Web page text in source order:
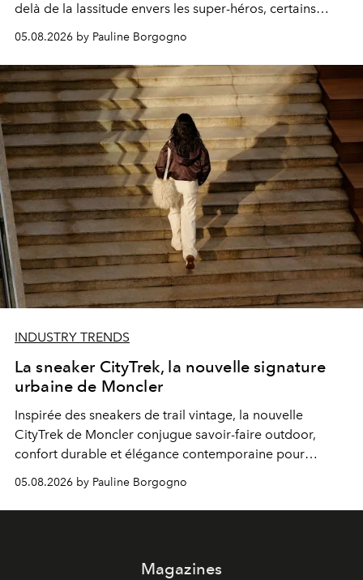
delà de la lassitude envers les super-héros, certains
personnages continuent de susciter une ferveur intacte.
05.08.2026 by Pauline Borgogno
INDUSTRY TRENDS
La sneaker CityTrek, la nouvelle signature
urbaine de Moncler
Inspirée des sneakers de trail vintage, la nouvelle
CityTrek de Moncler conjugue savoir-faire outdoor,
confort durable et élégance contemporaine pour
accompagner les explorations du quotidien.
05.08.2026 by Pauline Borgogno
Magazines